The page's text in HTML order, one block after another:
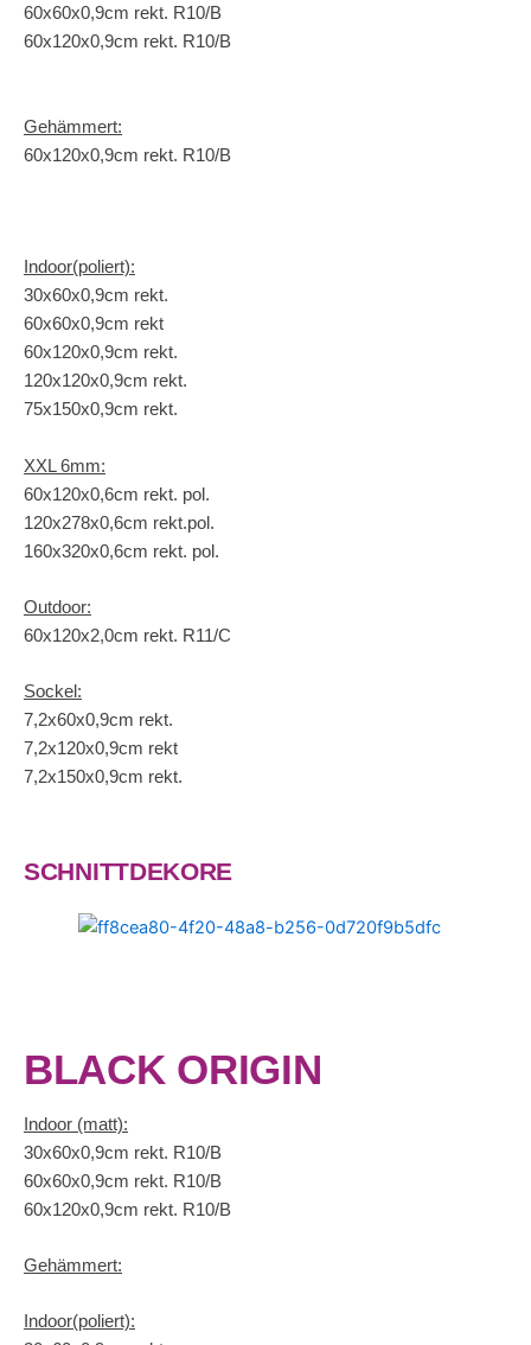
60x60x0,9cm rekt. R10/B
60x120x0,9cm rekt. R10/B
Gehämmert:
60x120x0,9cm rekt. R10/B
Indoor(poliert):
30x60x0,9cm rekt.
60x60x0,9cm rekt
60x120x0,9cm rekt.
120x120x0,9cm rekt.
75x150x0,9cm rekt.
XXL 6mm:
60x120x0,6cm rekt. pol.
120x278x0,6cm rekt.pol.
160x320x0,6cm rekt. pol.
Outdoor:
60x120x2,0cm rekt. R11/C
Sockel:
7,2x60x0,9cm rekt.
7,2x120x0,9cm rekt
7,2x150x0,9cm rekt.
SCHNITTDEKORE
BLACK ORIGIN
Indoor (matt):
30x60x0,9cm rekt. R10/B
60x60x0,9cm rekt. R10/B
60x120x0,9cm rekt. R10/B
Gehämmert:
Indoor(poliert):